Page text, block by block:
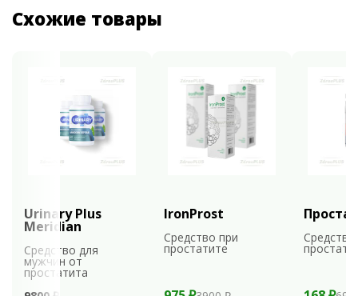
Схожие товары
Urinary Plus
Meridian
Средство для
мужчин от
простатита
IronProst
Средство при
простатите